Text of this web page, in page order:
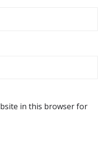
in this browser for